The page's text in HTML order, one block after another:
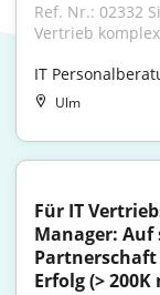
Ref. Nr.: 02332
Vertrieb
IT
Ulm
Für IT
Manager: Auf
Erfolg (>